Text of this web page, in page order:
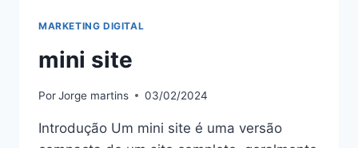
MARKETING DIGITAL
mini site
PorJorge martins 03/02/2024
Introdução Um mini site é uma versão